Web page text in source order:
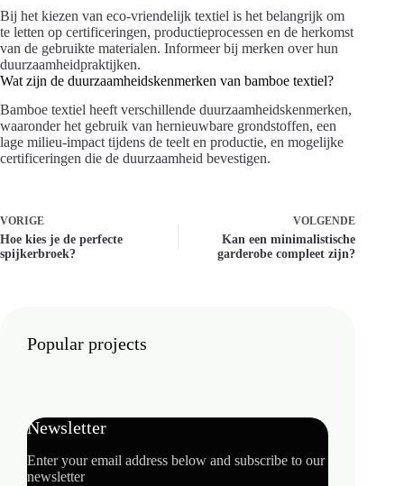
Bij het kiezen van eco-vriendelijk textiel is het belangrijk om
te letten op certificeringen, productieprocessen en de herkomst
van de gebruikte materialen. Informeer bij merken over hun
duurzaamheidpraktijken.
Wat zijn de duurzaamheidskenmerken van bamboe textiel?
Bamboe textiel heeft verschillende duurzaamheidskenmerken,
waaronder het gebruik van hernieuwbare grondstoffen, een
lage milieu-impact tijdens de teelt en productie, en mogelijke
certificeringen die de duurzaamheid bevestigen.
VORIGE
Hoe kies je de perfecte
spijkerbroek?
VOLGENDE
Kan een minimalistische
garderobe compleet zijn?
Popular projects
Newsletter
Enter your email address below and subscribe to our
newsletter